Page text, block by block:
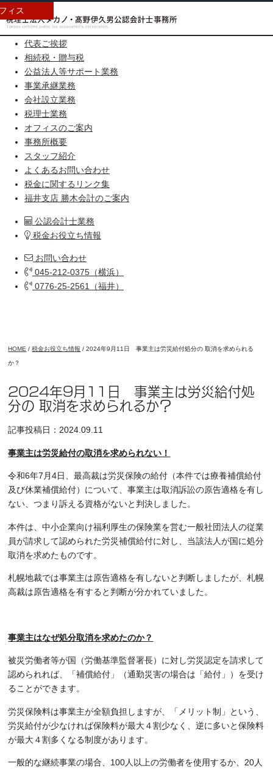
HOME
代表ご挨拶
相続税・贈与税
公益法人等サポート業務
事業承継業務
会社設立業務
税理士業務
オフィスのご案内
事務所概要
スタッフ紹介
よくあるお問い合わせ
税金に関するリンク集
福井支店 勝木会計のご案内
公認会計士業務
税金お役立ち情報
お問い合わせ
045-212-0375（横浜）
0776-25-2561（福井）
ィス
HOME /税金お役立ち情報 /2024年9月11日 事業主は労災給付処分の 取消を求められる
か？
2024年9月11日 事業主は労災給付処
分の 取消を求められるか？
記事投稿日：2024.09.11
事業主は労災給付の取消を求められない！
令和6年7月4日、最高裁は労災保険の給付（本件では療養補償給付
及び休業補償給付）について、事業主は取消訴訟の原告適格を有し
ない、つまり訴える資格がないと判決しました。
本件は、中小企業向け福利厚生の保険業を営む一般社団法人の従業
員が請求して認められた労災補償給付に対し、当該法人が国に処分
取消を求めたものです。
札幌地裁では事業主は原告適格を有しないと判断しましたが、札幌
高裁は原告適格を有すると判断が分かれていました。
事業主はなぜ処分取消を求めたのか？
被災労働者等が国（労働基準監督署長）に対し労災認定を請求して
認められれば、「補償給付」（通勤災害の場合は「給付」）を受け
ることができます。
労災保険料は事業主が全額負担しますが、「メリット制」という、
労災給付が少なければ保険料が最大４割少なく、逆に多いと保険料
が最大４割多くなる制度があります。
一般的な継続事業の場合、100人以上の労働者を使用するか、20人